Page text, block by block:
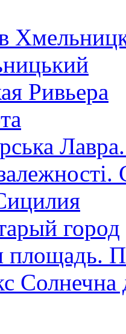
Ривьера
город
площадь.
Солнечна